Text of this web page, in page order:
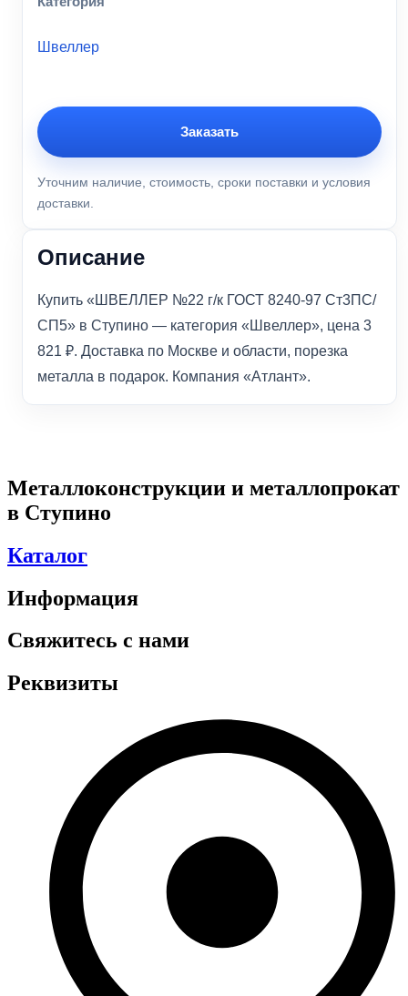
Швеллер
Заказать
Уточним наличие, стоимость, сроки поставки и условия
доставки.
Описание
Купить «ШВЕЛЛЕР №22 г/к ГОСТ 8240-97 Ст3ПС/
СП5» в Ступино — категория «Швеллер», цена 3
821 ₽. Доставка по Москве и области, порезка
металла в подарок. Компания «Атлант».
Металлоконструкции и металлопрокат
в Ступино
Каталог
Информация
Свяжитесь с нами
Реквизиты